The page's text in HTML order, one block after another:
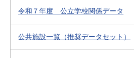
令和７年度 公立学校関係データ
公共施設一覧（推奨データセット）